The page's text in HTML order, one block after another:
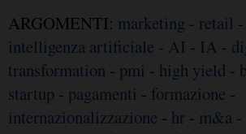
ARGOMENTI: marketing - retail -
intelligenza artificiale - AI - IA -
transformation - pmi - high yield -
startup - pagamenti - formazione -
internazionalizzazione - hr - m&a -